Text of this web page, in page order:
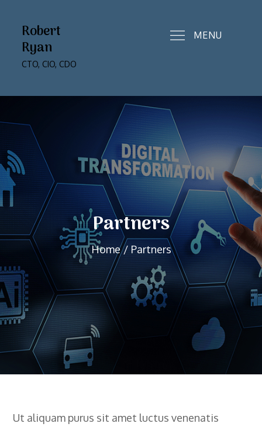
content
MENU
Robert
Ryan
CTO, CIO, CDO
Partners
Home Partners
Ut aliquam purus sit amet luctus venenatis